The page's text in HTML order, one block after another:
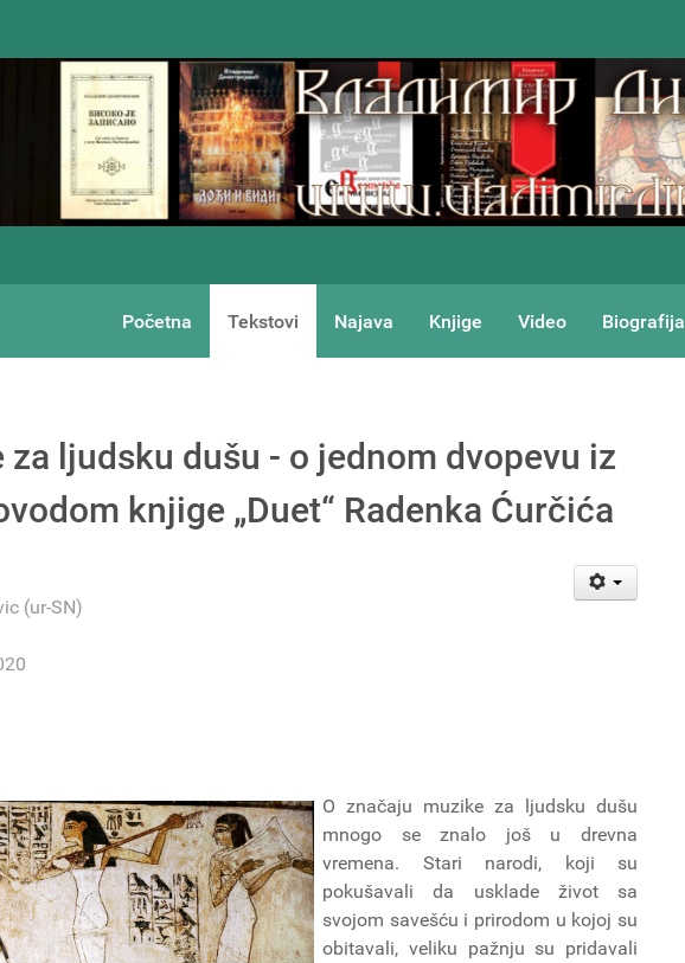
Početna Tekstovi Najava Knjige Video Biografija
ljudsku dušu - o jednom dvopevu iz
knjige „Duet“ Radenka Ćurčića
(ur-SN)
O značaju muzike za ljudsku dušu
mnogo se znalo još u drevna
vremena. Stari narodi, koji su
pokušavali da usklade život sa
svojom savešću i prirodom u kojoj su
obitavali, veliku pažnju su pridavali